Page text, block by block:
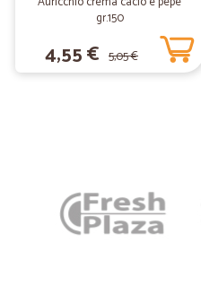
gr.150
4,55 € 5,05 €